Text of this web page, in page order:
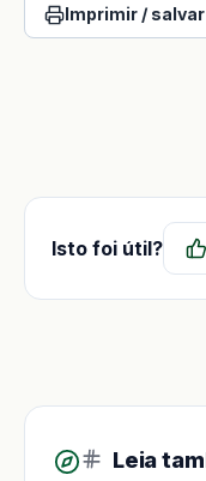
Imprimir / salvar
Isto foi útil?
Leia